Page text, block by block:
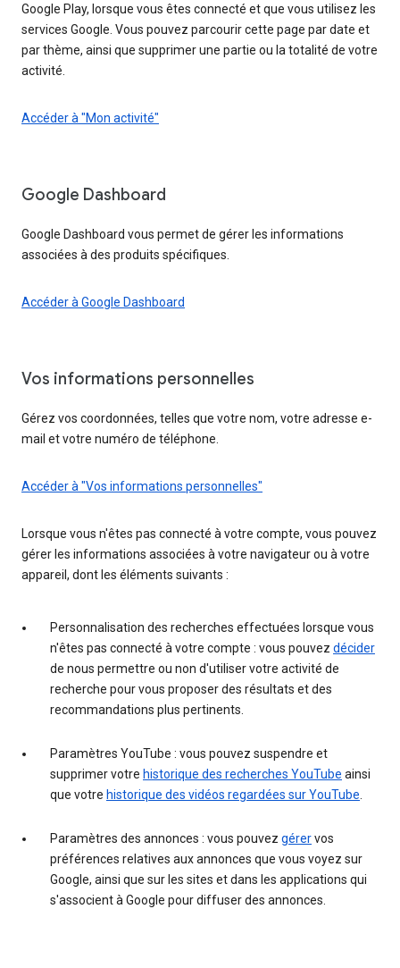
Google Play, lorsque vous êtes connecté et que vous utilisez les
services Google. Vous pouvez parcourir cette page par date et
par thème, ainsi que supprimer une partie ou la totalité de votre
activité.
Accéder à "Mon activité"
Google Dashboard
Google Dashboard vous permet de gérer les informations
associées à des produits spécifiques.
Accéder à Google Dashboard
Vos informations personnelles
Gérez vos coordonnées, telles que votre nom, votre adresse e-
mail et votre numéro de téléphone.
Accéder à "Vos informations personnelles"
Lorsque vous n'êtes pas connecté à votre compte, vous pouvez
gérer les informations associées à votre navigateur ou à votre
appareil, dont les éléments suivants :
Personnalisation des recherches effectuées lorsque vous
n'êtes pas connecté à votre compte : vous pouvez décider
de nous permettre ou non d'utiliser votre activité de
recherche pour vous proposer des résultats et des
recommandations plus pertinents.
Paramètres YouTube : vous pouvez suspendre et
supprimer votre historique des recherches YouTube ainsi
que votre historique des vidéos regardées sur YouTube
Paramètres des annonces : vous pouvez gérervos
préférences relatives aux annonces que vous voyez sur
Google, ainsi que sur les sites et dans les applications qui
s'associent à Google pour diffuser des annonces.